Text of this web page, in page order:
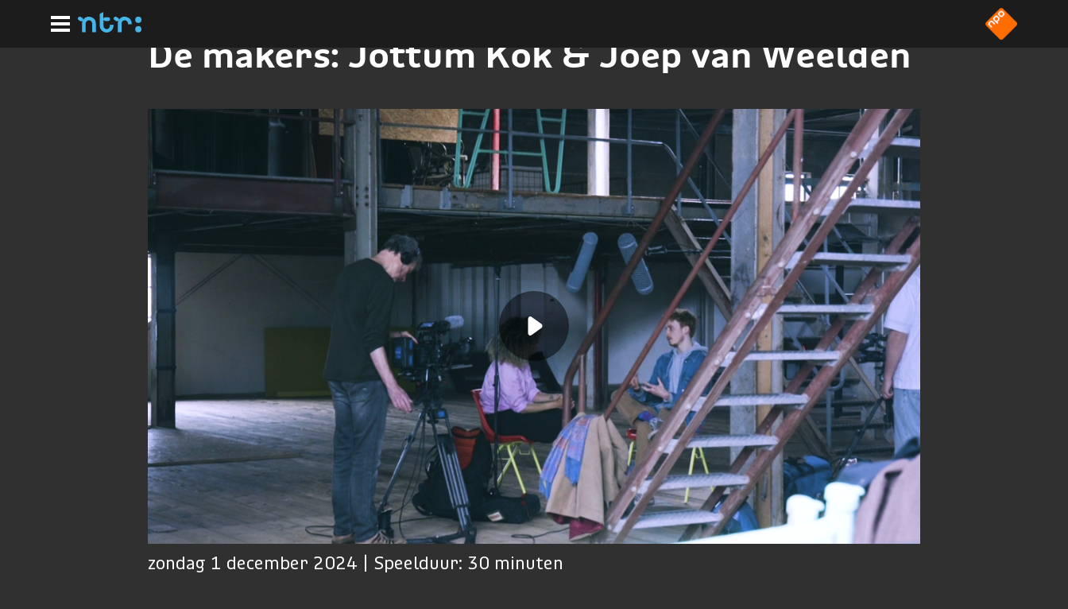
hoofdinhoud
De makers: Jottum Kok & Joep van Weelden
zondag 1 december 2024 | Speelduur: 30 minuten